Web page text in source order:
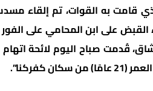
قامت به القوات، تم إلقاء
على ابن المحامي على الفور
قُدمت صباح اليوم لائحة
كفركنا”.